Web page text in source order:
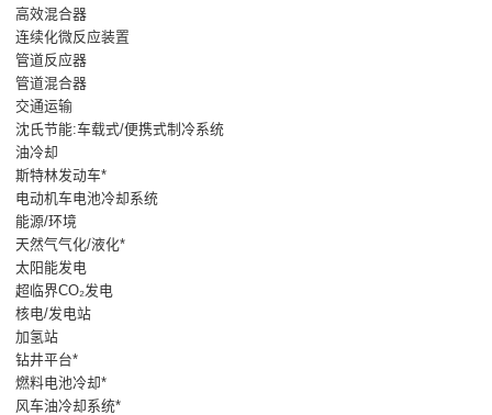
高效混合器
连续化微反应装置
管道反应器
管道混合器
交通运输
沈氏节能:车载式/便携式制冷系统
油冷却
斯特林发动车*
电动机车电池冷却系统
能源/环境
天然气气化/液化*
太阳能发电
超临界CO₂发电
核电/发电站
加氢站
钻井平台*
燃料电池冷却*
风车油冷却系统*